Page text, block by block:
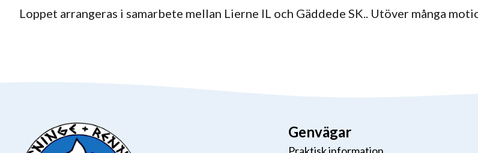
Loppet arrangeras i samarbete mellan Lierne IL och Gäddede SK.. Utöver många
Genvägar